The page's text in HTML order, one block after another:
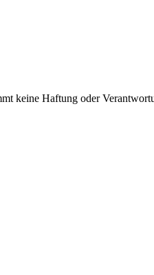
keine Haftung oder